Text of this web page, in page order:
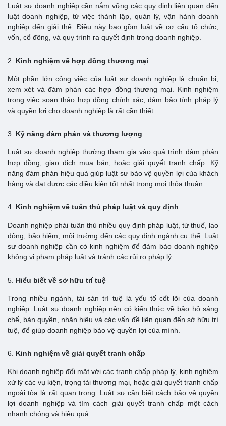
Luật sư doanh nghiệp cần nắm vững các quy định liên quan đến
luật doanh nghiệp, từ việc thành lập, quản lý, vận hành doanh
nghiệp đến giải thể. Điều này bao gồm luật về cơ cấu tổ chức,
vốn, cổ đông, và quy trình ra quyết định trong doanh nghiệp.
2. Kinh nghiệm về hợp đồng thương mại
Một phần lớn công việc của luật sư doanh nghiệp là chuẩn bị,
xem xét và đàm phán các hợp đồng thương mại. Kinh nghiệm
trong việc soạn thảo hợp đồng chính xác, đảm bảo tính pháp lý
và quyền lợi cho doanh nghiệp là rất cần thiết.
3. Kỹ năng đàm phán và thương lượng
Luật sư doanh nghiệp thường tham gia vào quá trình đàm phán
hợp đồng, giao dịch mua bán, hoặc giải quyết tranh chấp. Kỹ
năng đàm phán hiệu quả giúp luật sư bảo vệ quyền lợi của khách
hàng và đạt được các điều kiện tốt nhất trong mọi thỏa thuận.
4. Kinh nghiệm về tuân thủ pháp luật và quy định
Doanh nghiệp phải tuân thủ nhiều quy định pháp luật, từ thuế, lao
động, bảo hiểm, môi trường đến các quy định ngành cụ thể. Luật
sư doanh nghiệp cần có kinh nghiệm để đảm bảo doanh nghiệp
không vi phạm pháp luật và tránh các rủi ro pháp lý.
5. Hiểu biết về sở hữu trí tuệ
Trong nhiều ngành, tài sản trí tuệ là yếu tố cốt lõi của doanh
nghiệp. Luật sư doanh nghiệp nên có kiến thức về bảo hộ sáng
chế, bản quyền, nhãn hiệu và các vấn đề liên quan đến sở hữu trí
tuệ, để giúp doanh nghiệp bảo vệ quyền lợi của mình.
6. Kinh nghiệm về giải quyết tranh chấp
Khi doanh nghiệp đối mặt với các tranh chấp pháp lý, kinh nghiệm
xử lý các vụ kiện, trọng tài thương mại, hoặc giải quyết tranh chấp
ngoài tòa là rất quan trọng. Luật sư cần biết cách bảo vệ quyền
lợi doanh nghiệp và tìm cách giải quyết tranh chấp một cách
nhanh chóng và hiệu quả.